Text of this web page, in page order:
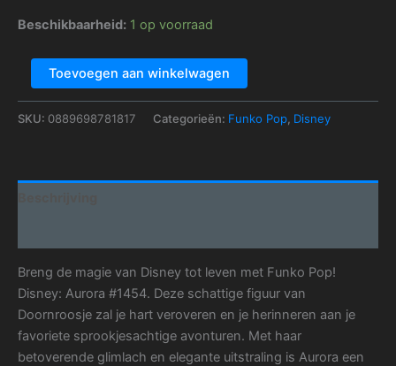
Beschikbaarheid: 1 op voorraad
Toevoegen aan winkelwagen
SKU: 0889698781817 Categorieën: Funko Pop Disney
Breng de magie van Disney tot leven met Funko Pop!
Disney: Aurora #1454. Deze schattige figuur van
Doornroosje zal je hart veroveren en je herinneren aan je
favoriete sprookjesachtige avonturen. Met haar
betoverende glimlach en elegante uitstraling is Aurora een